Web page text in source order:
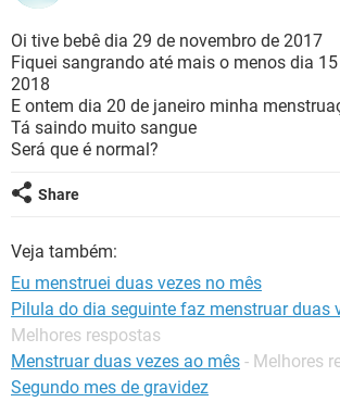
SEXUALIDADE
GLOSSÁRIO
Oi tive bebê dia 29 de novembro de 2017
Fiquei sangrando até mais o menos dia
2018
E ontem dia 20 de janeiro minha
Tá saindo muito sangue
Será que é normal?
Share
Veja também:
Eu menstruei duas vezes no mês
Pilula do dia seguinte faz menstruar duas
Melhores respostas
Menstruar duas vezes ao mês - Melhores
Segundo mes de gravidez